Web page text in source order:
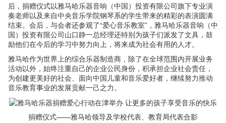
后，捐赠仪式以雅马哈乐器音响（中国）投资有限公司旗下专业演
奏老师以及来自中央音乐学院钢琴系的学生带来的精彩的表演圆满
结束。会后，与会者还参观了“爱心音乐教室”，雅马哈乐器音响（中
国）投资有限公司山口静一总经理还特别为孩子们派发了文具，鼓
励他们在今后的学习中努力向上，将来成为社会有用的人才。
雅马哈作为世界上的综合乐器制造商，除了在全球范围内开展业务
活动以外，始终注重自己的企业公民身份，积承担企业社会责任，
为创建更美好的社会、面向中国儿童和音乐爱好者，继续努力推动
音乐教育事业的发展贡献一己之力。
捐赠仪式——雅马哈领导及学校代表、教育局代表合影